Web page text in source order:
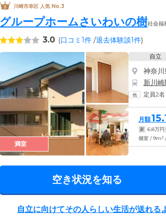
川崎市幸区 人気 No.3
グループホームさいわいの樹社会福
3.0 (口コミ1件 /退去体験談1件)
満室
自立
神奈
新川崎
定員2名
月額
家 6.8万円
個室 / 9m2
空き状況を知る
自立に向けてその人らしい生活が送れる